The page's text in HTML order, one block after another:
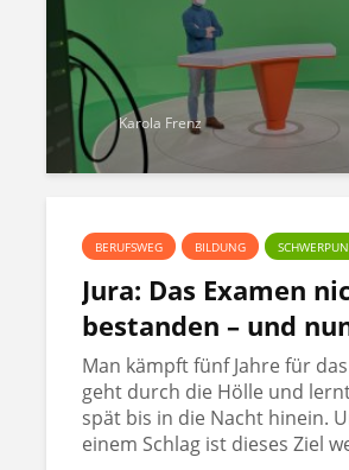
Karola Frenz
BERUFSWEG BILDUNG
Jura: Das Examen
bestanden – und
Man kämpft fünf Jahre für
geht durch die Hölle und
spät bis in die Nacht hinein.
einem Schlag ist dieses Ziel